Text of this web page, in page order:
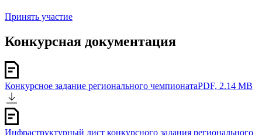
Принять участие
Конкурсная документация
Конкурсное задание регионального чемпионатаPDF, 2.14 MB
Инфраструктурный лист конкурсного задания регионального